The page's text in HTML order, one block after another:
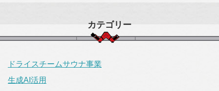
カテゴリー
ドライスチームサウナ事業
生成AI活用